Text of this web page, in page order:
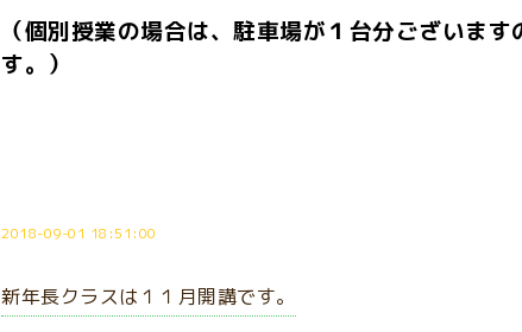
（個別授業の場合は、駐車場が１台分ございま
す。）
2018-09-01 18:51:00
新年長クラスは１１月開講です。